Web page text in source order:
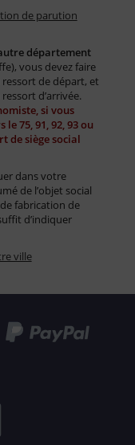
de parution
département
vous devez faire
de départ, et
d’arrivée.
si vous
le 75, 91, 92, 93 ou
de siège social
dans votre
de l’objet social
fabrication de
d’indiquer
ville